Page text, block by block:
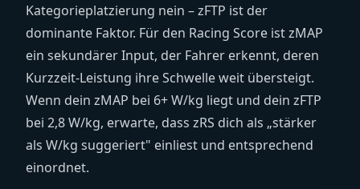
Kategorieplatzierung nein – zFTP ist der
dominante Faktor. Für den Racing Score ist zMAP
ein sekundärer Input, der Fahrer erkennt, deren
Kurzzeit-Leistung ihre Schwelle weit übersteigt.
Wenn dein zMAP bei 6+ W/kg liegt und dein zFTP
bei 2,8 W/kg, erwarte, dass zRS dich als „stärker
als W/kg suggeriert" einliest und entsprechend
einordnet.